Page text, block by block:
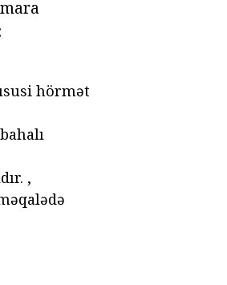
hörmət
,